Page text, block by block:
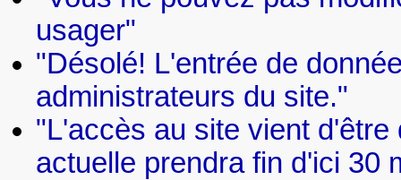
usager"
"Désolé! L'entrée de
administrateurs du site."
"L'accès au site vient
actuelle prendra fin d'ici 30